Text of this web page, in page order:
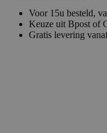
Voor 15u besteld,
Keuze uit Bpost of
Gratis levering